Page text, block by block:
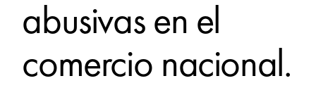
abusivas en el
comercio nacional.